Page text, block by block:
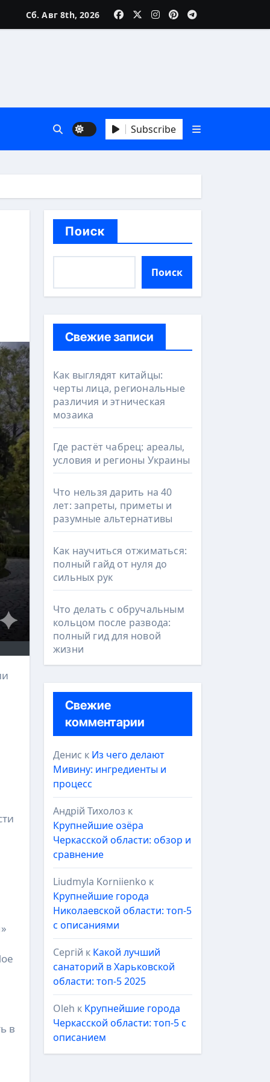
Сб. Авг 8th, 2026
Subscribe
в
Поиск
Поиск
Свежие записи
Как выглядят китайцы:
черты лица, региональные
различия и этническая
мозаика
Где растёт чабрец: ареалы,
условия и регионы Украины
Что нельзя дарить на 40
лет: запреты, приметы и
разумные альтернативы
Как научиться отжиматься:
полный гайд от нуля до
сильных рук
Что делать с обручальным
кольцом после развода:
полный гид для новой
жизни
Свежие
комментарии
Денис к Из чего делают
Мивину: ингредиенты и
процесс
Андрій Тихолоз к
Крупнейшие озёра
Черкасской области: обзор и
сравнение
Liudmyla Korniienko к
Крупнейшие города
Николаевской области: топ-5
с описаниями
Сергій к Какой лучший
санаторий в Харьковской
области: топ-5 2025
Oleh к Крупнейшие города
Черкасской области: топ-5 с
описанием